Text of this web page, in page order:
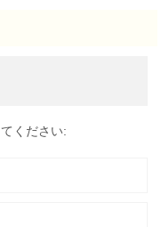
ください: